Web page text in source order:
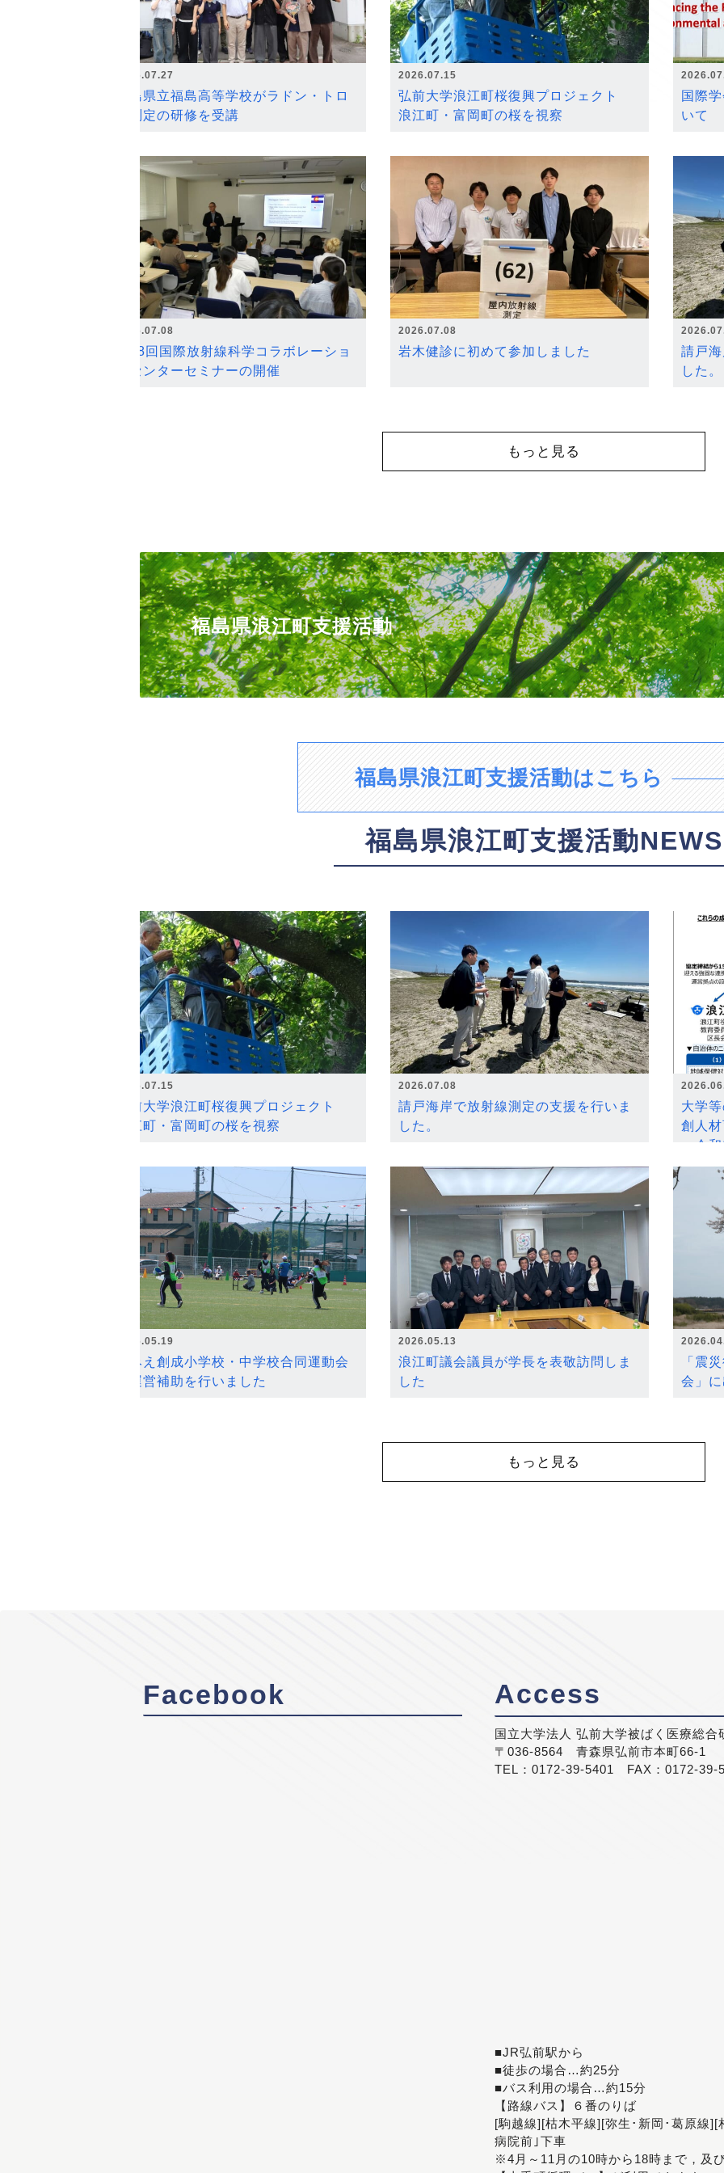
2026.07.27
福島県立福島高等学校がラドン・トロ
ン測定の研修を受講
2026.07.15
弘前大学浪江町桜復興プロジェクト
浪江町・富岡町の桜を視察
国際
いて
2026.07.08
第18回国際放射線科学コラボレーショ
ンセンターセミナーの開催
2026.07.08
岩木健診に初めて参加しました
請戸
した。
もっと見る
福島県浪江町支援活動
福島県浪江町支援活動はこちら
福島県浪江町支援活動NEWS
2026.07.15
弘前大学浪江町桜復興プロジェクト
浪江町・富岡町の桜を視察
2026.07.08
請戸海岸で放射線測定の支援を行いま
した。
大学
創人
～令
2026.05.19
なみえ創成小学校・中学校合同運動会
の運営補助を行いました
2026.05.13
浪江町議会議員が学長を表敬訪問しま
した
「震
会」
もっと見る
Facebook Access
国立大学法人 弘前大学被ばく医療総合
〒036-8564 青森県弘前市本町66-1
TEL：0172-39-5401 FAX：0172-39-
■JR弘前駅から
■徒歩の場合…約25分
■バス利用の場合…約15分
【路線バス】６番のりば
[駒越線][枯木平線][弥生･新岡･葛原線
病院前｣下車
※4月～11月の10時から18時まで，及